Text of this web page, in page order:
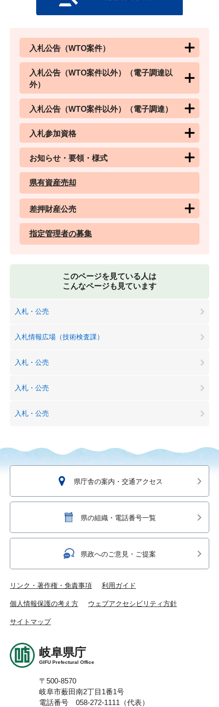
入札公告（WTO案件）
入札公告（WTO案件以外）（電子調達以
外）
入札公告（WTO案件以外）（電子調達）
入札参加資格
お知らせ・要領・様式
県有資産売却
差押財産公売
指定管理者の募集
このページを見ている人は
こんなページも見ています
入札・公売
入札情報広場（技術検査課）
入札・公売
入札・公売
入札・公売
県庁舎の案内・交通アクセス
県の組織・電話番号一覧
県政へのご意見・ご提案
リンク・著作権・免責事項 利用ガイド
個人情報保護の考え方 ウェブアクセシビリティ方針
サイトマップ
岐阜県庁
GIFU Prefectural Office
〒500-8570
岐阜市薮田南2丁目1番1号
電話番号 058-272-1111（代表）